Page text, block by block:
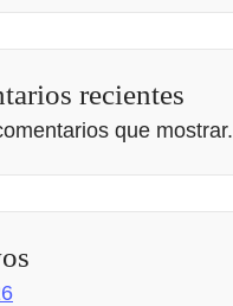
recientes
que mostrar.